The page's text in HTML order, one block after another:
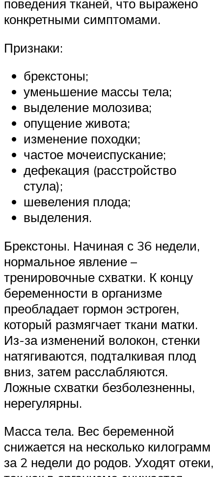
поведения тканей, что выражено
конкретными симптомами.
Признаки:
брекстоны;
уменьшение массы тела;
выделение молозива;
опущение живота;
изменение походки;
частое мочеиспускание;
дефекация (расстройство
стула);
шевеления плода;
выделения.
Брекстоны. Начиная с 36 недели,
нормальное явление –
тренировочные схватки. К концу
беременности в организме
преобладает гормон эстроген,
который размягчает ткани матки.
Из-за изменений волокон, стенки
натягиваются, подталкивая плод
вниз, затем расслабляются.
Ложные схватки безболезненны,
нерегулярны.
Масса тела. Вес беременной
снижается на несколько килограмм
за 2 недели до родов. Уходят отеки,